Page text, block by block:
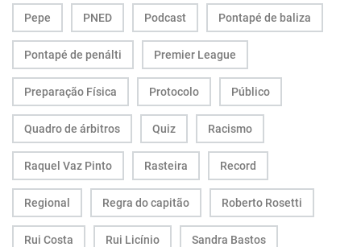
Pepe PNED Podcast Pontapé de baliza
Pontapé de penálti Premier League
Preparação Física Protocolo Público
Quadro de árbitros Quiz Racismo
Raquel Vaz Pinto Rasteira Record
Regional Regra do capitão Roberto Rosetti
Rui Costa Rui Licínio Sandra Bastos